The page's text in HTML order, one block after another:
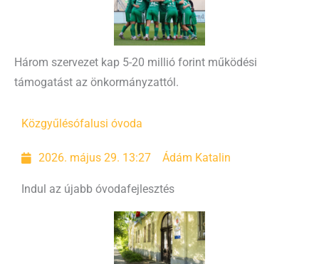
Három szervezet kap 5-20 millió forint működési
támogatást az önkormányzattól.
Közgyűlésófalusi óvoda
2026. május 29. 13:27 Ádám Katalin
Indul az újabb óvodafejlesztés